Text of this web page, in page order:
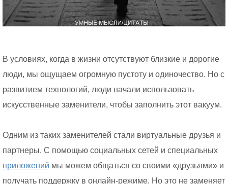
В условиях, когда в жизни отсутствуют близкие и дорогие
люди, мы ощущаем огромную пустоту и одиночество. Но с
развитием технологий, люди начали использовать
искусственные заменители, чтобы заполнить этот вакуум.
Одним из таких заменителей стали виртуальные друзья и
партнеры. С помощью социальных сетей и специальных
приложений мы можем общаться со своими «друзьями» и
получать поддержку в онлайн-режиме. Но это не заменяет